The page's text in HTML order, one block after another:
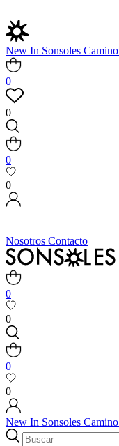
New In Sonsoles Camino
0
0
0
0
Nosotros Contacto
0
0
0
0
New In Sonsoles Camino